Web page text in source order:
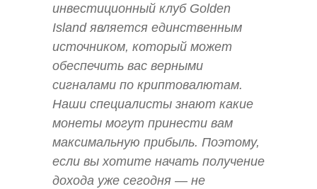
инвестиционный клуб Golden
Island является единственным
источником, который может
обеспечить вас верными
сигналами по криптовалютам.
Наши специалисты знают какие
монеты могут принести вам
максимальную прибыль. Поэтому,
если вы хотите начать получение
дохода уже сегодня — не